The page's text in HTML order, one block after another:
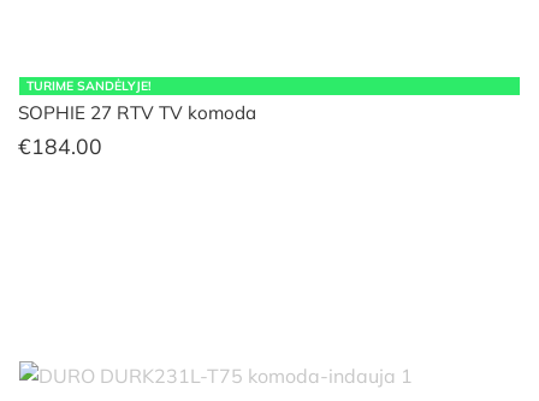
TURIME SANDĖLYJE!
SOPHIE 27 RTV TV komoda
€184.00